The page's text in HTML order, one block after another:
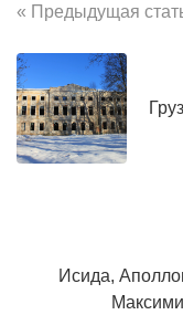
« Предыдущая
Исида,